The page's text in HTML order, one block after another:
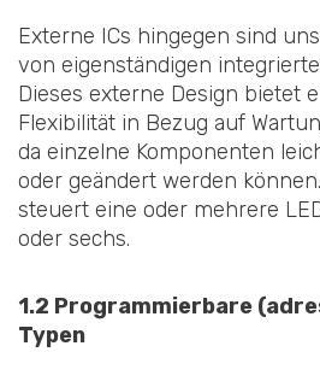
Externe ICs hingegen sind
von eigenständigen
Dieses externe Design bietet
Flexibilität in Bezug auf
da einzelne Komponenten
oder geändert werden
steuert eine oder mehrere
oder sechs.
1.2 Programmierbare
Typen